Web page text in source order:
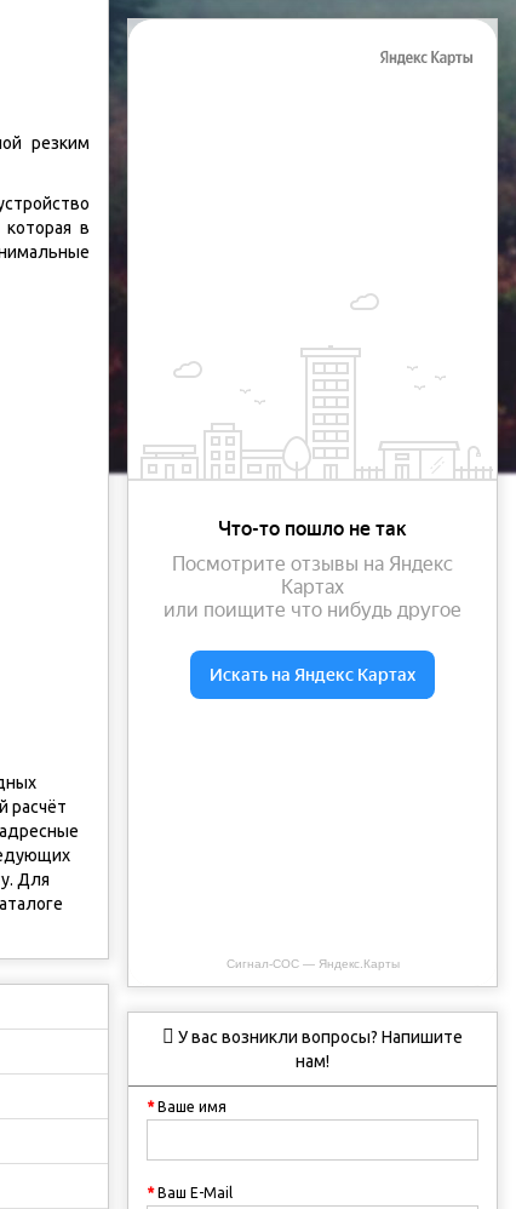
резким
которая в
расчёт
Для
Сигнал-СОС — Яндекс.Карты
У вас возникли вопросы? Напишите
нам!
Ваше имя
Ваш E-Mail